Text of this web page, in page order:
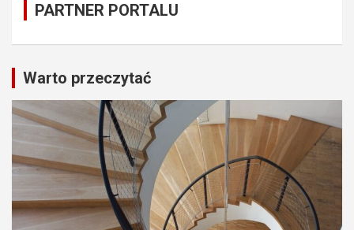
PARTNER PORTALU
Warto przeczytać